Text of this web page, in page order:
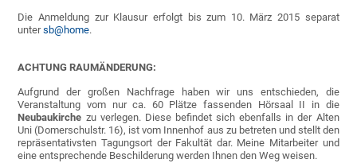
Die Anmeldung zur Klausur erfolgt bis zum 10. März 2015 separat
untersb@home.
ACHTUNG RAUMÄNDERUNG:
Aufgrund der großen Nachfrage haben wir uns entschieden, die
Veranstaltung vom nur ca. 60 Plätze fassenden Hörsaal II in die
Neubaukirche zu verlegen. Diese befindet sich ebenfalls in der Alten
Uni (Domerschulstr. 16), ist vom Innenhof aus zu betreten und stellt den
repräsentativsten Tagungsort der Fakultät dar. Meine Mitarbeiter und
eine entsprechende Beschilderung werden Ihnen den Weg weisen.